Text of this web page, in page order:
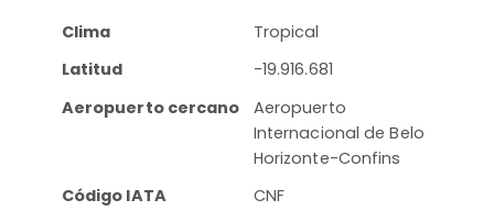
Clima
Tropical
Latitud
-19.916.681
Aeropuerto cercano
Aeropuerto
Internacional de Belo
Horizonte-Confins
Código IATA
CNF